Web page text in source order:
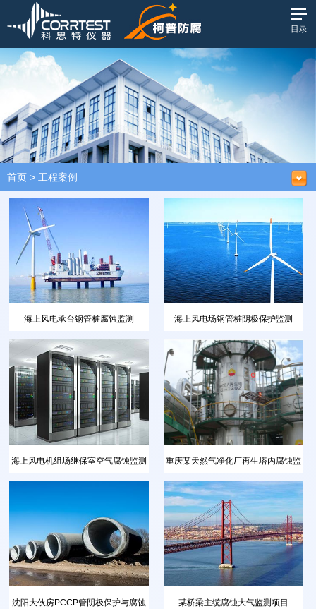
目录
首页 > 工程案例
海上风电承台钢管桩腐蚀监测 海上风电场钢管桩阴极保护监测
海上风电机组场继保室空气腐蚀监测 重庆某天然气净化厂再生塔内腐蚀监
测
沈阳大伙房PCCP管阴极保护与腐蚀 某桥梁主缆腐蚀大气监测项目